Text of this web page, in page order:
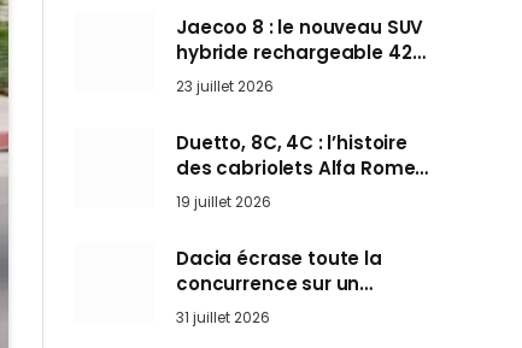
Jaecoo 8 : le nouveau SUV
hybride rechargeable 428
ch qui vise l’Audi Q7 arrive
en Europe cet automne
23 juillet 2026
Duetto, 8C, 4C : l’histoire
des cabriolets Alfa Romeo,
ces Spider qui ont défini
l’art de rouler cheveux au
vent
19 juillet 2026
Dacia écrase toute la
concurrence sur un
marché où personne ne
l’attendait
31 juillet 2026